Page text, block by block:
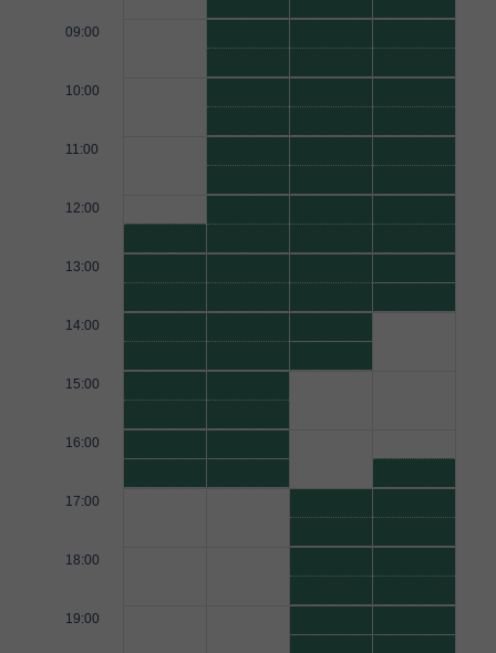
09:00
10:00
11:00
12:00
13:00
14:00
15:00
16:00
17:00
18:00
19:00